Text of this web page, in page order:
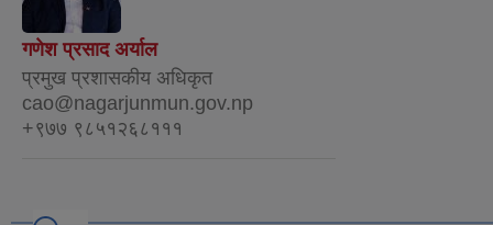
गणेश प्रसाद अर्याल
प्रमुख प्रशासकीय अधिकृत
cao@nagarjunmun.gov.np
+९७७ ९८५१२६८१११